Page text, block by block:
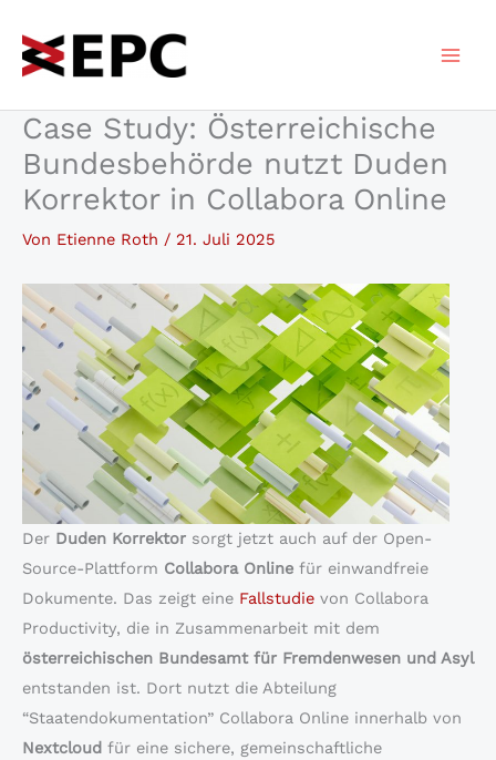
Inhalt
springen
Case Study: Österreichische
Bundesbehörde nutzt Duden
Korrektor in Collabora Online
Von Etienne Roth / 21. Juli 2025
Der Duden Korrektor sorgt jetzt auch auf der Open-
Source-Plattform Collabora Online für einwandfreie
Dokumente. Das zeigt eine Fallstudie von Collabora
Productivity, die in Zusammenarbeit mit dem
österreichischen Bundesamt für Fremdenwesen und Asyl
entstanden ist. Dort nutzt die Abteilung
“Staatendokumentation” Collabora Online innerhalb von
Nextcloud für eine sichere, gemeinschaftliche